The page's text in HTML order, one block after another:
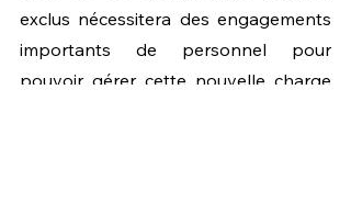
exclus nécessitera des engagements
importants de personnel pour
pouvoir gérer cette nouvelle charge